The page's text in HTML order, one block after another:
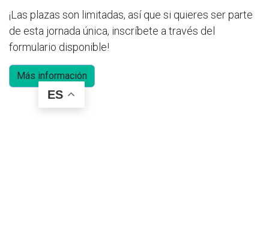
¡Las plazas son limitadas, así que si quieres ser parte
de esta jornada única, inscríbete a través del
formulario disponible!
Más información
ES